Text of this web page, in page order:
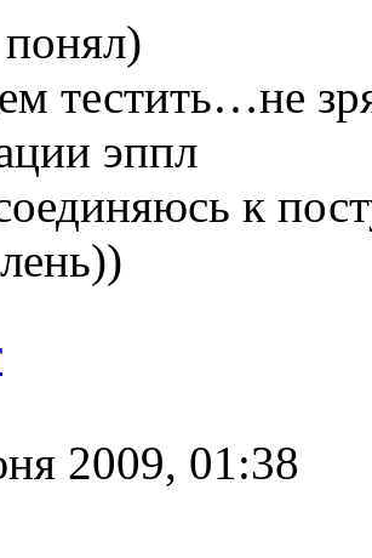
тестить…не
эппл
к
2009, 01:38